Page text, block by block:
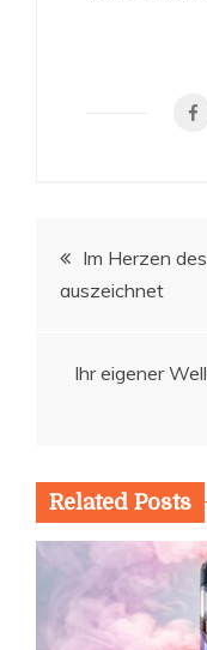
Im Herzen
auszeichnet
Ihr eigener
Related Posts